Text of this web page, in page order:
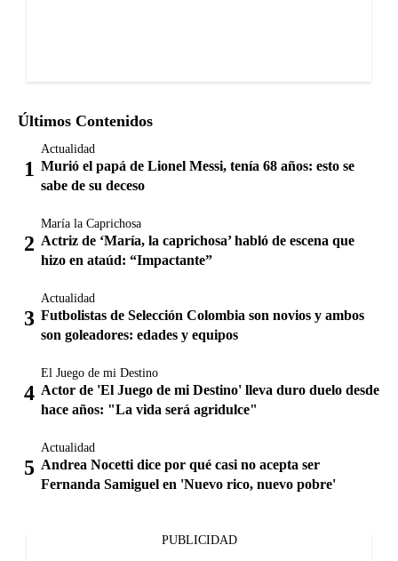
Últimos Contenidos
Actualidad
Murió el papá de Lionel Messi, tenía 68 años: esto se
sabe de su deceso
María la Caprichosa
Actriz de ‘María, la caprichosa’ habló de escena que
hizo en ataúd: “Impactante”
Actualidad
Futbolistas de Selección Colombia son novios y ambos
son goleadores: edades y equipos
El Juego de mi Destino
Actor de 'El Juego de mi Destino' lleva duro duelo desde
hace años: "La vida será agridulce"
Actualidad
Andrea Nocetti dice por qué casi no acepta ser
Fernanda Samiguel en 'Nuevo rico, nuevo pobre'
PUBLICIDAD